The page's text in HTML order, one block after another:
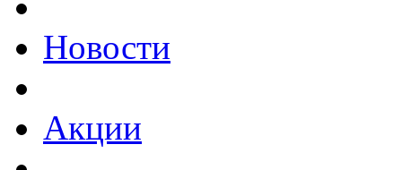
Новости
Акции